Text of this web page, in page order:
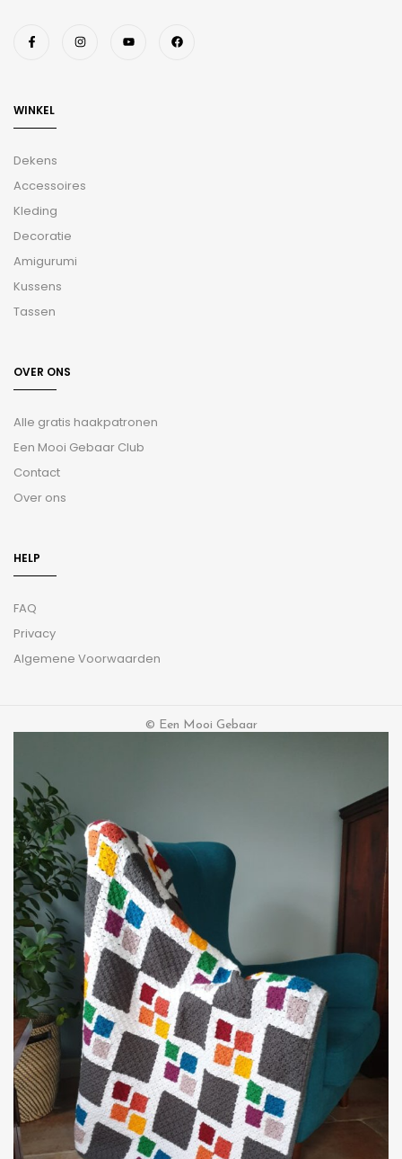
WINKEL
Dekens
Accessoires
Kleding
Decoratie
Amigurumi
Kussens
Tassen
OVER ONS
Alle gratis haakpatronen
Een Mooi Gebaar Club
Contact
Over ons
HELP
FAQ
Privacy
Algemene Voorwaarden
© Een Mooi Gebaar